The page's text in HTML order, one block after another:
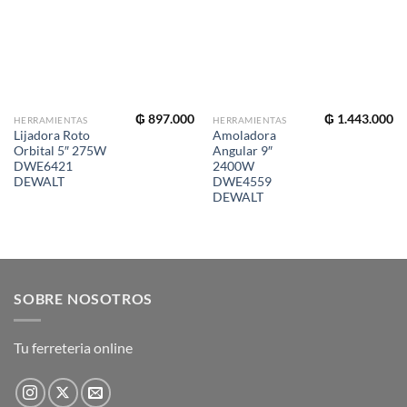
HERRAMIENTAS
Lijadora Roto
Orbital 5″ 275W
DWE6421
DEWALT
₲ 897.000 HERRAMIENTAS
Amoladora
Angular 9″
2400W
DWE4559
DEWALT
₲ 1.443.000
SOBRE NOSOTROS
Tu ferreteria online